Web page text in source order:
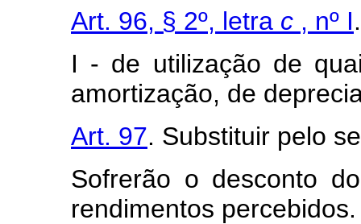
Art. 96, § 2º, letra c , nº I
I - de utilização de
amortização, de
Art. 97. Substituir pelo
Sofrerão o desconto
rendimentos percebidos.